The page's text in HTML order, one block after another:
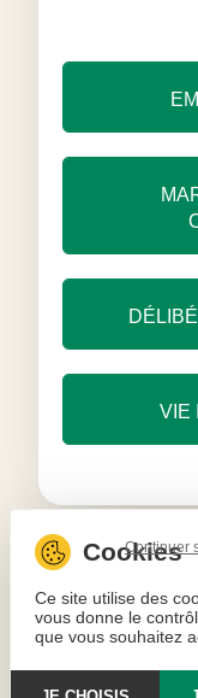
VIE
Copyright ©
régional
Ce site utilise des
vous donne le
que vous souhaitez
Continuer